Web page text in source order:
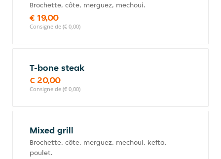
Brochette, côte, merguez, mechoui.
€ 19,00
Consigne de (€ 0,00)
T-bone steak
€ 20,00
Consigne de (€ 0,00)
Mixed grill
Brochette, côte, merguez, mechoui, kefta,
poulet.